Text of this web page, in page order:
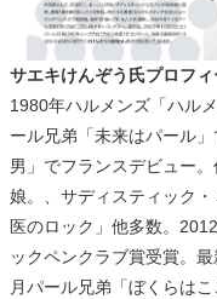
サエキけんぞう氏プロフィ
1980年ハルメンズ「ハル
ール兄弟「未来はパール
男」でフランスデビュー
娘。、サディスティック
医のロック」他多数。
ックペンクラブ賞受賞。
月パール兄弟「ぼくらは